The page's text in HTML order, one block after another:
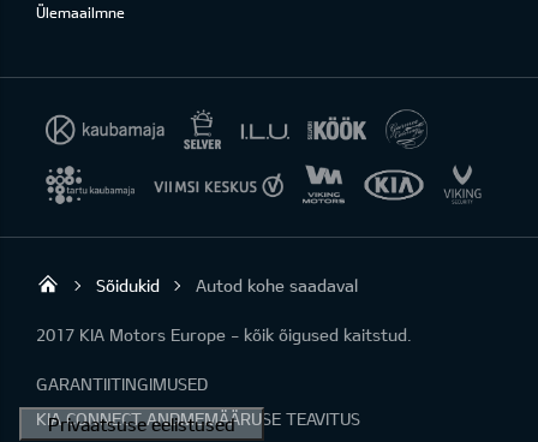
Ülemaailmne
Viking Motors - Kia müük, hooldus ja
Sõidukid Autod kohe saadaval
2017 KIA Motors Europe - kõik õigused kaitstud.
GARANTIITINGIMUSED
KIA CONNECT ANDMEMÄÄRUSE TEAVITUS